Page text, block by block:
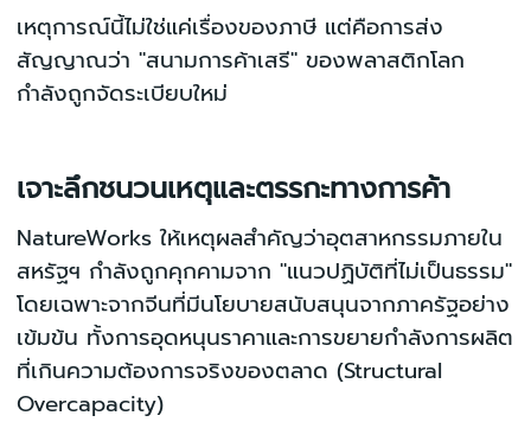
เหตุการณ์นี้ไม่ใช่แค่เรื่องของภาษี แต่คือการส่ง
สัญญาณว่า "สนามการค้าเสรี" ของพลาสติกโลก
กำลังถูกจัดระเบียบใหม่
เจาะลึกชนวนเหตุและตรรกะทางการค้า
NatureWorks ให้เหตุผลสำคัญว่าอุตสาหกรรมภายใน
สหรัฐฯ กำลังถูกคุกคามจาก "แนวปฏิบัติที่ไม่เป็นธรรม"
โดยเฉพาะจากจีนที่มีนโยบายสนับสนุนจากภาครัฐอย่าง
เข้มข้น ทั้งการอุดหนุนราคาและการขยายกำลังการผลิต
ที่เกินความต้องการจริงของตลาด (Structural
Overcapacity)